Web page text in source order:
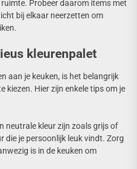
Probeer daarom items met
bij elkaar neerzetten om
kleurenpalet
aan je keuken, is het belangrijk
kiezen. Hier zijn enkele tips om je
neutrale kleur zijn zoals grijs of
die je persoonlijk leuk vindt. Zorg
is in de keuken om